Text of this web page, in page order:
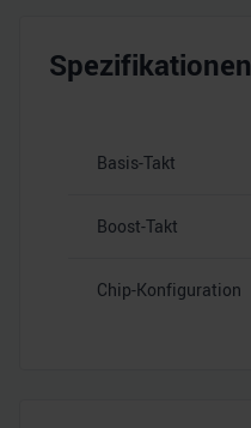
Spezifikationen
Basis-Takt
Boost-Takt
Chip-Konfiguration